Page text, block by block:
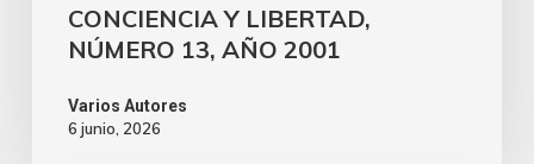
CONCIENCIA Y LIBERTAD,
NÚMERO 13, AÑO 2001
Varios Autores
6 junio, 2026